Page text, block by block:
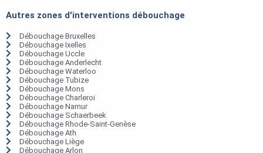
Autres zones d'interventions débouchage
Débouchage Bruxelles
Débouchage Ixelles
Débouchage Uccle
Débouchage Anderlecht
Débouchage Waterloo
Débouchage Tubize
Débouchage Mons
Débouchage Charleroi
Débouchage Namur
Débouchage Schaerbeek
Débouchage Rhode-Saint-Genèse
Débouchage Ath
Débouchage Liège
Débouchage Arlon